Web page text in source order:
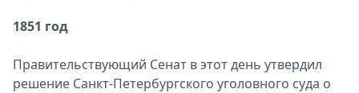
1851 год
Правительствующий Сенат в этот день утвердил
решение Санкт-Петербургского уголовного суда о